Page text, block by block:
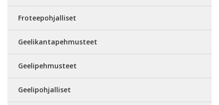
Froteepohjalliset
Geelikantapehmusteet
Geelipehmusteet
Geelipohjalliset